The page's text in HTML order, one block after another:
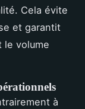
Cela évite
et garantit
le volume
à